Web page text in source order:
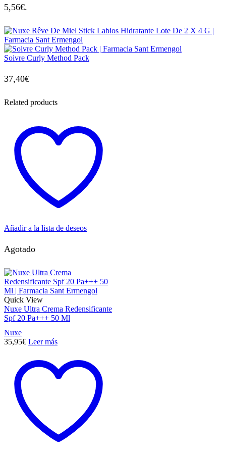
5,56€.
Soivre Curly Method Pack
37,40€
Related products
Añadir a la lista de deseos
Agotado
Quick View
Nuxe Ultra Crema Redensificante
Spf 20 Pa+++ 50 Ml
Nuxe
35,95€ Leer más